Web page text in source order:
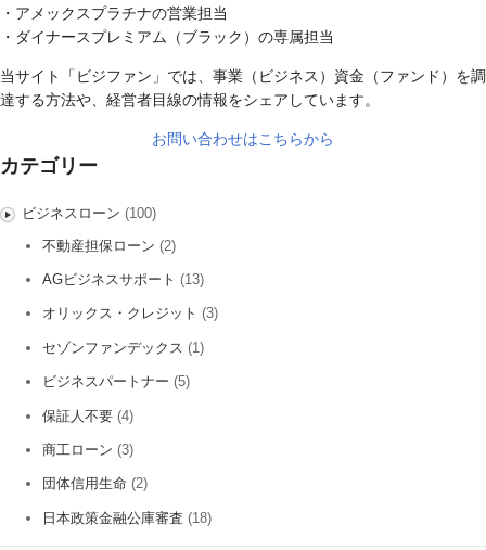
・アメックスプラチナの営業担当
・ダイナースプレミアム（ブラック）の専属担当
当サイト「ビジファン」では、事業（ビジネス）資金（ファンド）を調
達する方法や、経営者目線の情報をシェアしています。
お問い合わせはこちらから
カテゴリー
ビジネスローン (100)
不動産担保ローン (2)
AGビジネスサポート (13)
オリックス・クレジット (3)
セゾンファンデックス (1)
ビジネスパートナー (5)
保証人不要 (4)
商工ローン (3)
団体信用生命 (2)
日本政策金融公庫審査 (18)